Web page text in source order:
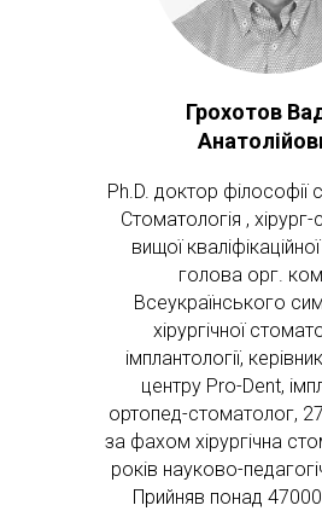
Грохотов
Ph.D. доктор філософії
Стоматологія ,
вищої кваліфікаційної
голова орг.
Всеукраїнського
хірургічної
імплантології,
центру Pro-Dent,
ортопед-стоматолог,
за фахом хірургічна
років науково-
Прийняв понад 47000